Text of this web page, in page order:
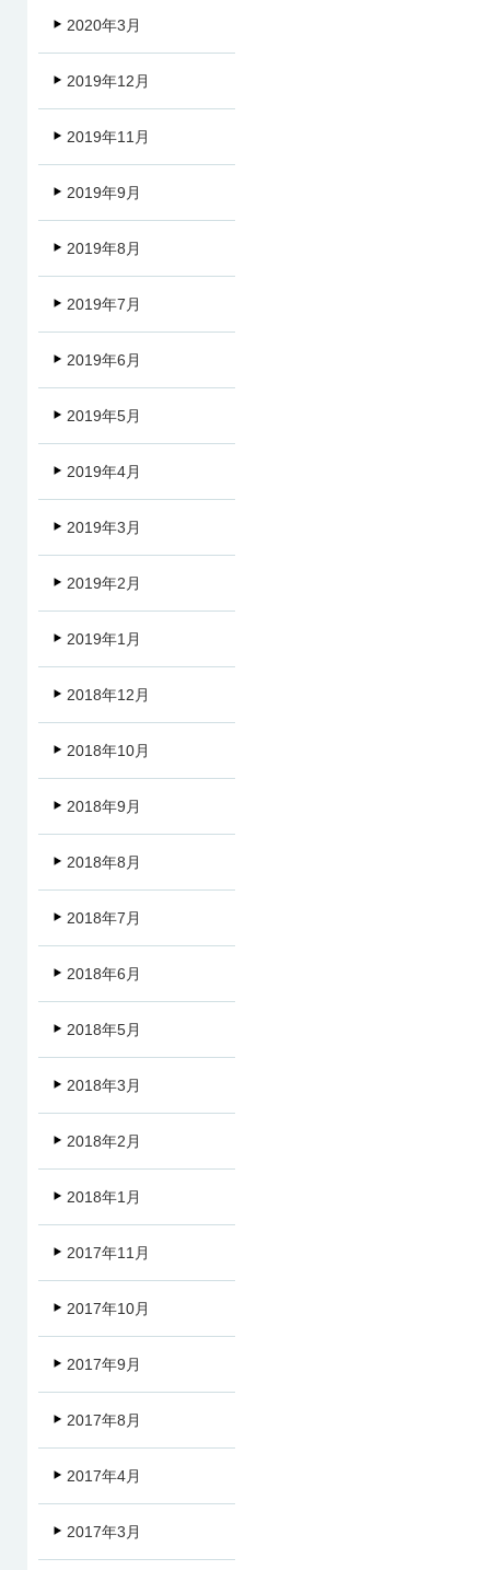
2020年3月
2019年12月
2019年11月
2019年9月
2019年8月
2019年7月
2019年6月
2019年5月
2019年4月
2019年3月
2019年2月
2019年1月
2018年12月
2018年10月
2018年9月
2018年8月
2018年7月
2018年6月
2018年5月
2018年3月
2018年2月
2018年1月
2017年11月
2017年10月
2017年9月
2017年8月
2017年4月
2017年3月